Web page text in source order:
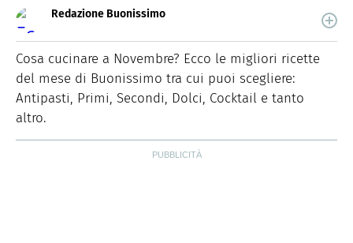
Redazione Buonissimo
quale trovi idee veloci, facili e spiegate passo passo.
Cosa cucinare a Novembre? Ecco le migliori ricette
del mese di Buonissimo tra cui puoi scegliere:
Antipasti, Primi, Secondi, Dolci, Cocktail e tanto
altro.